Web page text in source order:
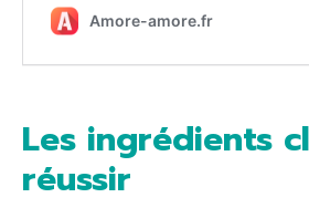
Les ingrédients
réussir